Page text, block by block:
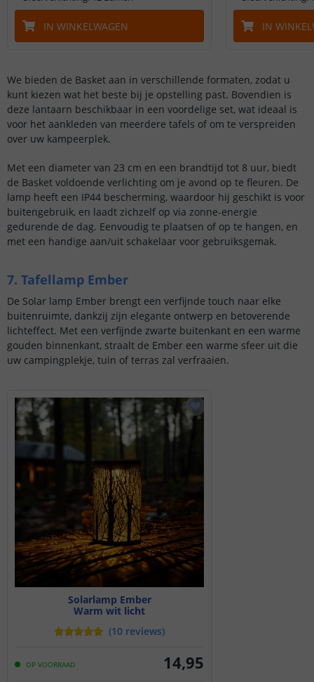
IN WINKELWAGEN IN
We bieden de Basket aan in verschillende formaten, zodat u
kunt kiezen wat het beste bij je opstelling past. Bovendien is
deze lantaarn beschikbaar in een voordelige set, wat ideaal is
voor het aankleden van meerdere tafels of om te verspreiden
over uw kampeerplek.
Met een diameter van 23 cm en een brandtijd tot 8 uur, biedt
de Basket voldoende verlichting om je avond op te fleuren. De
lamp heeft een IP44 bescherming, waardoor hij geschikt is voor
buitengebruik, en laadt zichzelf op via zonne-energie
gedurende de dag. Eenvoudig te plaatsen of op te hangen, en
met een handige aan/uit schakelaar voor gebruiksgemak.
7. Tafellamp Ember
De Solar lamp Ember brengt een verfijnde touch naar elke
buitenruimte, dankzij zijn elegante ontwerp en betoverende
lichteffect. Met een verfijnde zwarte buitenkant en een warme
gouden binnenkant, straalt de Ember een warme sfeer uit die
uw campingplekje, tuin of terras zal verfraaien.
Solarlamp Ember
Warm wit licht
(10 reviews)
OP VOORRAAD 14,95